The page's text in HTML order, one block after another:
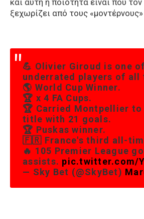
ξεχωρίζει από τους «μοντέρνους»
💪 Olivier Giroud is one
underrated players of all
🌎 World Cup Winner.
🏆 x 4 FA Cups.
🏆 Carried Montpellier to
title with 21 goals.
🏆 Puskas winner.
🇫🇷 France's third all-
🔥 105 Premier League
assists. pic.twitter.com/
— Sky Bet (@SkyBet)